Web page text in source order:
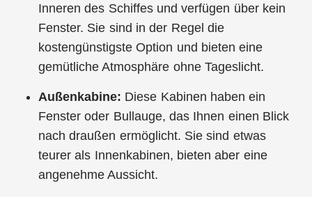
Inneren des Schiffes und verfügen über kein
Fenster. Sie sind in der Regel die
kostengünstigste Option und bieten eine
gemütliche Atmosphäre ohne Tageslicht.
Außenkabine: Diese Kabinen haben ein
Fenster oder Bullauge, das Ihnen einen Blick
nach draußen ermöglicht. Sie sind etwas
teurer als Innenkabinen, bieten aber eine
angenehme Aussicht.